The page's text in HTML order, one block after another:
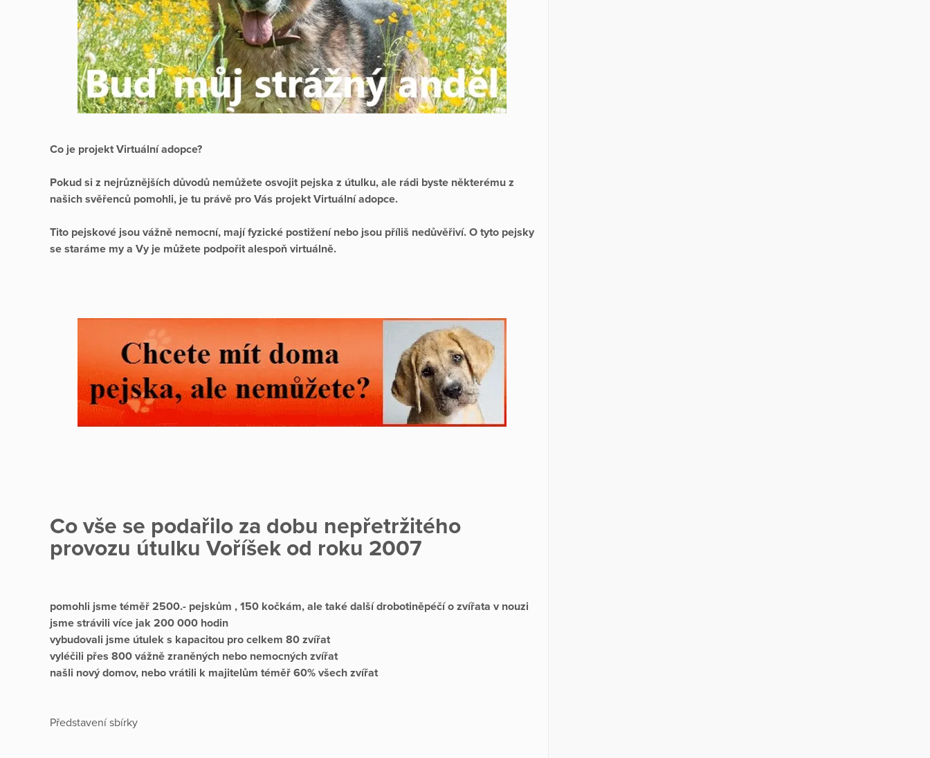
Co je projekt Virtuální adopce?
Pokud si z nejrůznějších důvodů nemůžete osvojit pejska z útulku, ale rádi byste některému z
našich svěřenců pomohli, je tu právě pro Vás projekt Virtuální adopce.
Tito pejskové jsou vážně nemocní, mají fyzické postižení nebo jsou příliš nedůvěřiví. O tyto pejsky
se staráme my a Vy je můžete podpořit alespoň virtuálně.
Co vše se podařilo za dobu nepřetržitého
provozu útulku Voříšek od roku 2007
pomohli jsme téměř 2500.- pejskům , 150 kočkám, ale také další drobotiněpéčí o zvířata v nouzi
jsme strávili více jak 200 000 hodin
vybudovali jsme útulek s kapacitou pro celkem 80 zvířat
vyléčili přes 800 vážně zraněných nebo nemocných zvířat
našli nový domov, nebo vrátili k majitelům téměř 60% všech zvířat
Představení sbírky